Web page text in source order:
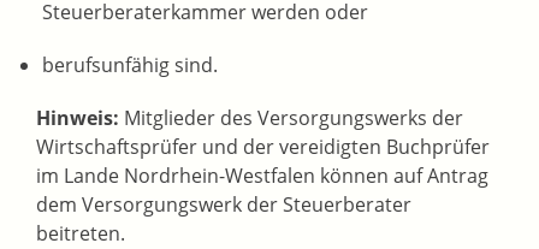
Steuerberaterkammer werden oder
berufsunfähig sind.
Hinweis: Mitglieder des Versorgungswerks der
Wirtschaftsprüfer und der vereidigten Buchprüfer
im Lande Nordrhein-Westfalen können auf Antrag
dem Versorgungswerk der Steuerberater
beitreten.